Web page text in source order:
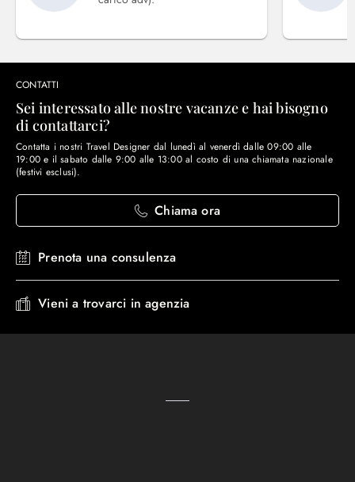
CONTATTI
Sei interessato alle nostre vacanze e hai bisogno
di contattarci?
Contatta i nostri Travel Designer dal lunedì al venerdì dalle 09:00 alle
19:00 e il sabato dalle 9:00 alle 13:00 al costo di una chiamata nazionale
(festivi esclusi).
Chiama ora
Prenota una consulenza
Vieni a trovarci in agenzia